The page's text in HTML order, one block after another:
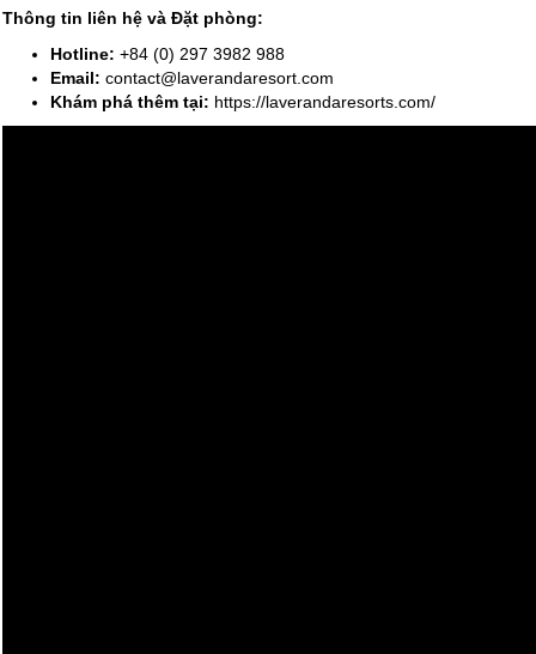
Thông tin liên hệ và Đặt phòng:
Hotline: +84 (0) 297 3982 988
Email: contact@laverandaresort.com
Khám phá thêm tại: https://laverandaresorts.com/